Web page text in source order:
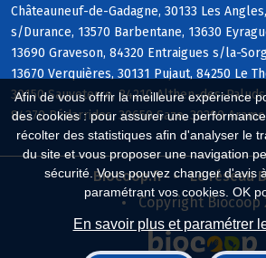
Afin de vous offrir la meilleure expérience
des cookies : pour assurer une
récolter des statistiques afin d'analyser le
du site et vous proposer une navigation
sécurité. Vous pouvez changer d'avis
paramétrant vos cookies. OK
En savoir plus et paramétrer
Châteauneuf-de-Gadagne, 30133 Les
s/Durance, 13570 Barbentane, 13630
13690 Graveson, 84320 Entraigues s/la-
13670 Verquières, 30131 Pujaut, 84250 Le
30150 Sauveterre, 84210 Althen-des-
84370 Bédarrides, 30650 Saze, 30390
Biocoop.fr
Le réseau
Copyright Biocoop